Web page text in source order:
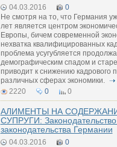
04.03.2016
0
Не смотря на то, что Германия
лет является центром
Европы, бичем современной
нехватка квалифицированных
проблема усугубляется
демографическим спадом и
приводит к снижению кадрового
различных сферах экономики.
2220
0 0
АЛИМЕНТЫ НА
СУПРУГИ:
законодательства Германии
04.03.2016
0